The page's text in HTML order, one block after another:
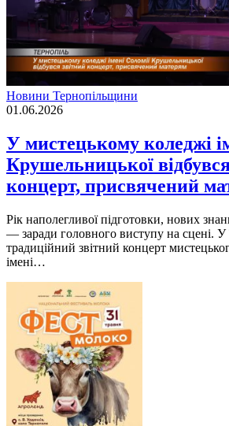
Новини Тернопільщини
01.06.2026
У мистецькому коледжі
Крушельницької
концерт, присвячений
Рік наполегливої підготовки, нових
— заради головного виступу на сцені. У
традиційний звітний концерт
імені…